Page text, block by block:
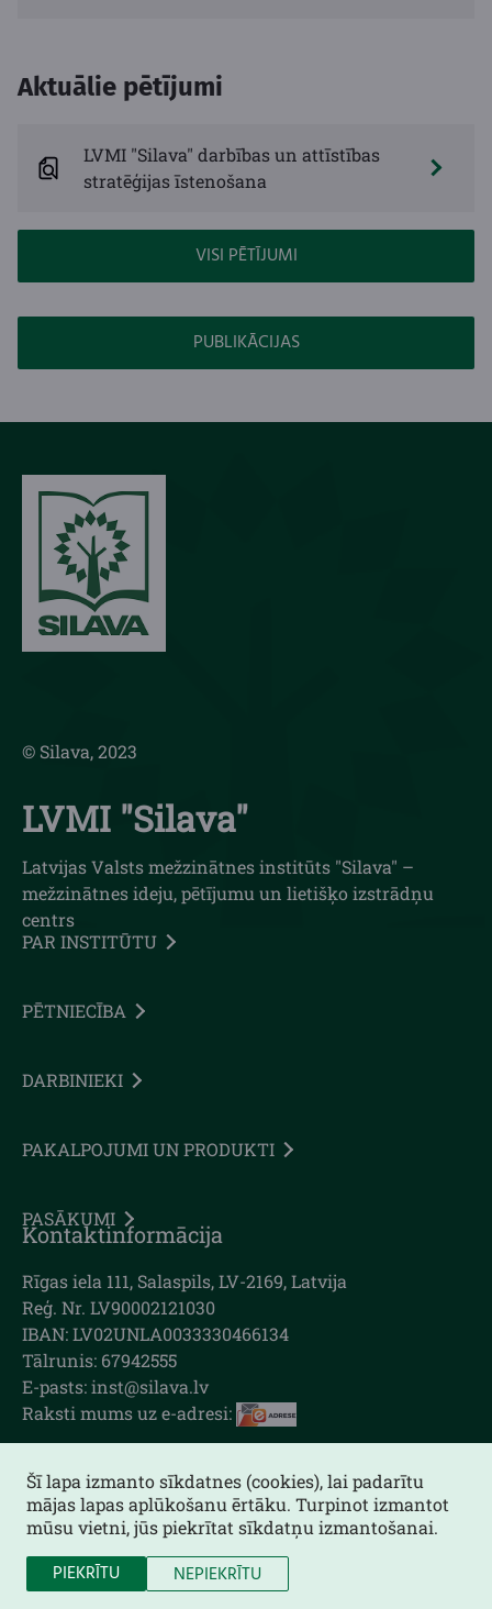
Aktuālie pētījumi
LVMI "Silava" darbības un attīstības
stratēģijas īstenošana
VISI PĒTĪJUMI
PUBLIKĀCIJAS
© Silava, 2023
LVMI "Silava"
Latvijas Valsts mežzinātnes institūts "Silava" –
mežzinātnes ideju, pētījumu un lietišķo izstrādņu
centrs
PAR INSTITŪTU
PĒTNIECĪBA
DARBINIEKI
PAKALPOJUMI UN PRODUKTI
PASĀKUMI
Kontaktinformācija
Rīgas iela 111, Salaspils, LV-2169, Latvija
Reģ. Nr. LV90002121030
IBAN: LV02UNLA0033330466134
Tālrunis: 67942555
E-pasts: inst@silava.lv
Raksti mums uz e-adresi:
Lapas karte
Šī lapa izmanto sīkdatnes (cookies), lai padarītu
mājas lapas aplūkošanu ērtāku. Turpinot izmantot
mūsu vietni, jūs piekrītat sīkdatņu izmantošanai.
PIEKRĪTU NEPIEKRĪTU